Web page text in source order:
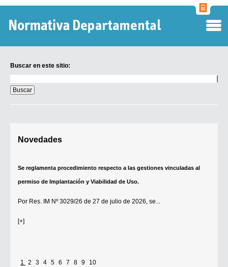
Buscar en este sitio:
en
este
sitio:
Novedades
Se reglamenta procedimiento respecto a las gestiones vinculadas al
permiso de Implantación y Viabilidad de Uso.
Por Res. IM Nº 3029/26 de 27 de julio de 2026, se...
[+]
1 2 3 4 5 6 7 8 9 10